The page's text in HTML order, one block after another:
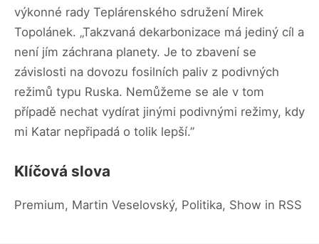
výkonné rady Teplárenského sdružení Mirek
Topolánek. „Takzvaná dekarbonizace má jediný cíl a
není jím záchrana planety. Je to zbavení se
závislosti na dovozu fosilních paliv z podivných
režimů typu Ruska. Nemůžeme se ale v tom
případě nechat vydírat jinými podivnými režimy, kdy
mi Katar nepřipadá o tolik lepší.”
Klíčová slova
Premium, Martin Veselovský, Politika, Show in RSS